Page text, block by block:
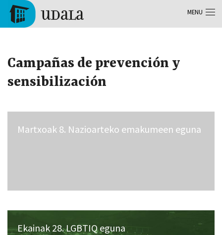
Aller au contenu principal
Campañas de prevención y
sensibilización
Martxoak 8. Nazioarteko emakumeen eguna
Ekainak 28. LGBTIQ eguna
MENU